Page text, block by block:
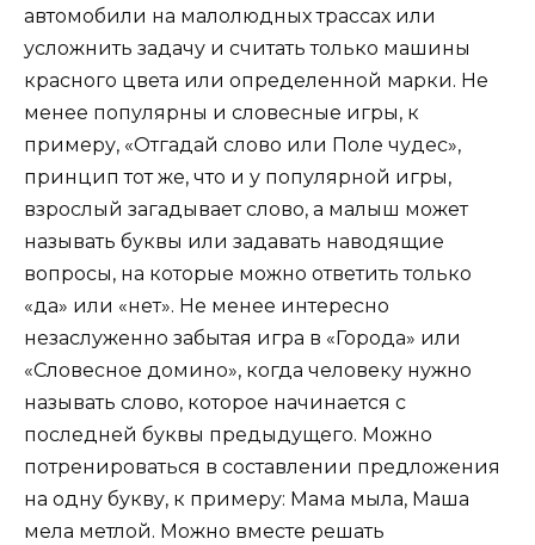
автомобили на малолюдных трассах или
усложнить задачу и считать только машины
красного цвета или определенной марки. Не
менее популярны и словесные игры, к
примеру, «Отгадай слово или Поле чудес»,
принцип тот же, что и у популярной игры,
взрослый загадывает слово, а малыш может
называть буквы или задавать наводящие
вопросы, на которые можно ответить только
«да» или «нет». Не менее интересно
незаслуженно забытая игра в «Города» или
«Словесное домино», когда человеку нужно
называть слово, которое начинается с
последней буквы предыдущего. Можно
потренироваться в составлении предложения
на одну букву, к примеру: Мама мыла, Маша
мела метлой. Можно вместе решать